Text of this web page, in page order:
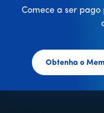
Comece a ser pago
Obtenha o